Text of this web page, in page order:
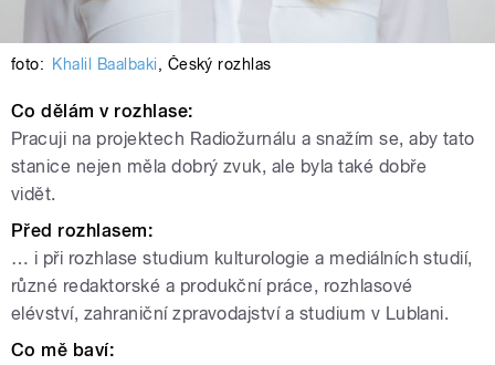
foto: Khalil Baalbaki, Český rozhlas
Co dělám v rozhlase:
Pracuji na projektech Radiožurnálu a snažím se, aby tato
stanice nejen měla dobrý zvuk, ale byla také dobře
vidět.
Před rozhlasem:
… i při rozhlase studium kulturologie a mediálních studií,
různé redaktorské a produkční práce, rozhlasové
elévství, zahraniční zpravodajství a studium v Lublani.
Co mě baví: